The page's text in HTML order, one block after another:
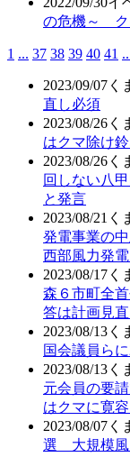
の危機～ ク
1 ... 37 38 39 40 41
2023/09/07 く
直し必須
2023/08/26 く
はクマ除け
2023/08/26 く
回しない八
と発言
2023/08/21 く
発電事業の
西部風力発
2023/08/17 く
森６市町全
答は計画見
2023/08/13 く
国会議員ら
2023/08/13 く
元会員の要
はクマに寛
2023/08/07 く
選 大規模風